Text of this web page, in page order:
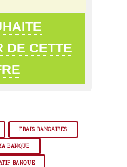
DE CETTE
FRAIS BANCAIRES
BANQUE
BANQUE